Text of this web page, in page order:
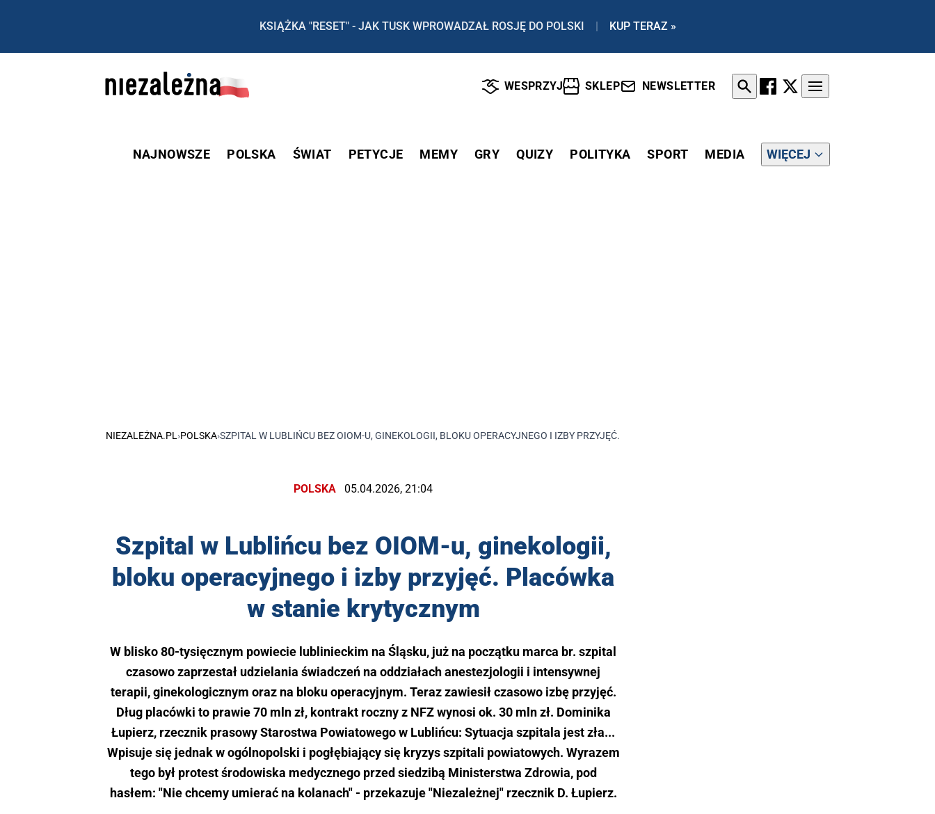
KSIĄŻKA "RESET" - JAK TUSK WPROWADZAŁ ROSJĘ DO POLSKI | KUP TERAZ »
WESPRZYJ SKLEP NEWSLETTER
NAJNOWSZE POLSKA ŚWIAT PETYCJE MEMY GRY QUIZY POLITYKA SPORT MEDIA WIĘCEJ
NIEZALEŻNA.PL ›POLSKA›SZPITAL W LUBLIŃCU BEZ OIOM-U, GINEKOLOGII, BLOKU OPERACYJNEGO I IZBY PRZYJĘĆ. PLACÓWKA W STANIE KRYTYCZNYM
POLSKA 05.04.2026, 21:04
Szpital w Lublińcu bez OIOM-u, ginekologii,
bloku operacyjnego i izby przyjęć. Placówka
w stanie krytycznym
W blisko 80-tysięcznym powiecie lublinieckim na Śląsku, już na początku marca br. szpital
czasowo zaprzestał udzielania świadczeń na oddziałach anestezjologii i intensywnej
terapii, ginekologicznym oraz na bloku operacyjnym. Teraz zawiesił czasowo izbę przyjęć.
Dług placówki to prawie 70 mln zł, kontrakt roczny z NFZ wynosi ok. 30 mln zł. Dominika
Łupierz, rzecznik prasowy Starostwa Powiatowego w Lublińcu: Sytuacja szpitala jest zła...
Wpisuje się jednak w ogólnopolski i pogłębiający się kryzys szpitali powiatowych. Wyrazem
tego był protest środowiska medycznego przed siedzibą Ministerstwa Zdrowia, pod
hasłem: "Nie chcemy umierać na kolanach" - przekazuje "Niezależnej" rzecznik D. Łupierz.